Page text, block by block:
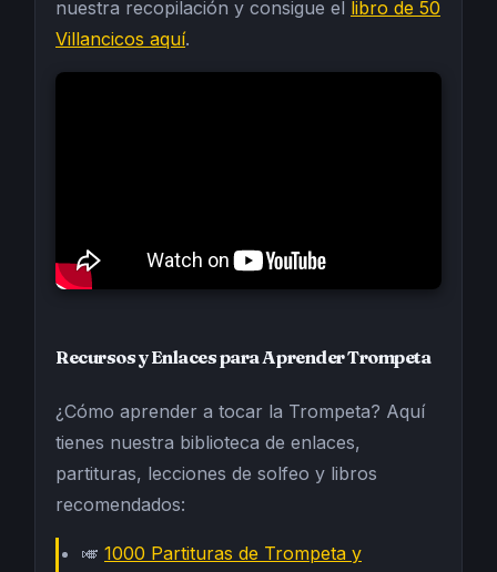
nuestra recopilación y consigue el libro de 50
Villancicos aquí.
Recursos y Enlaces para Aprender Trompeta
¿Cómo aprender a tocar la Trompeta? Aquí
tienes nuestra biblioteca de enlaces,
partituras, lecciones de solfeo y libros
recomendados:
🎺 1000 Partituras de Trompeta y